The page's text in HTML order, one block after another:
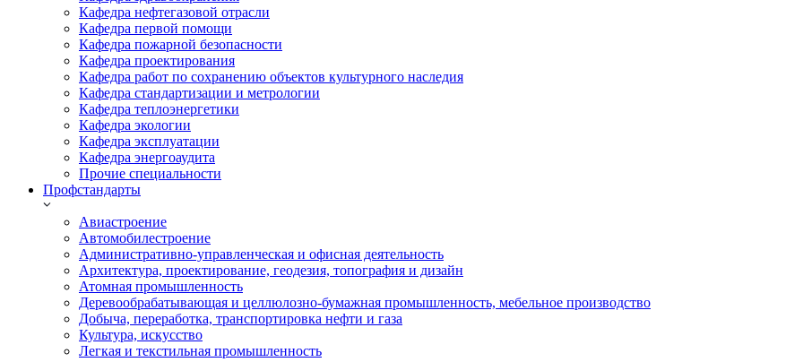
Кафедра нефтегазовой отрасли
Кафедра первой помощи
Кафедра пожарной безопасности
Кафедра проектирования
Кафедра работ по сохранению объектов культурного наследия
Кафедра стандартизации и метрологии
Кафедра теплоэнергетики
Кафедра экологии
Кафедра эксплуатации
Кафедра энергоаудита
Прочие специальности
Профстандарты
Авиастроение
Автомобилестроение
Административно-управленческая и офисная деятельность
Архитектура, проектирование, геодезия, топография и дизайн
Атомная промышленность
Деревообрабатывающая и целлюлозно-бумажная промышленность, мебельное производство
Добыча, переработка, транспортировка нефти и газа
Культура, искусство
Легкая и текстильная промышленность